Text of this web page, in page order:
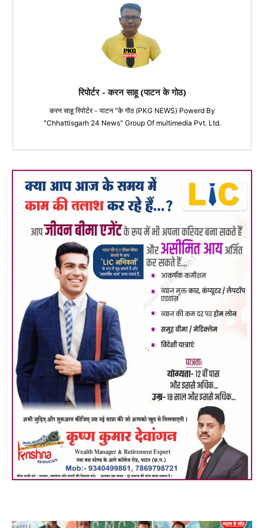
रिपोर्टर - करन साहू (पाटन के गोठ)
करन साहू रिपोर्टर - पाटन "के गोठ (PKG NEWS) Powerd By
"Chhattisgarh 24 News" Group Of multimedia Pvt. Ltd.